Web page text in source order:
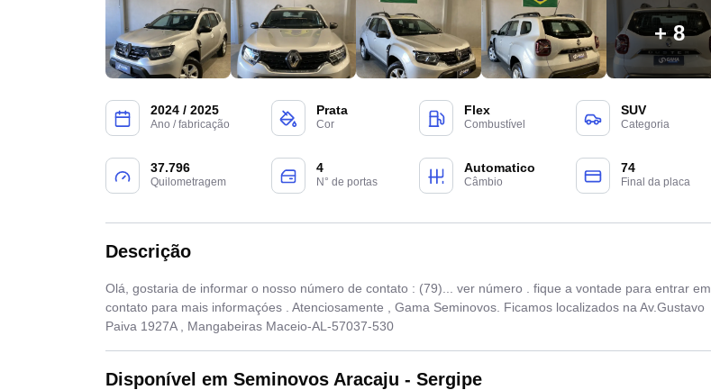
+ 8
2024 / 2025
Ano / fabricação
Prata
Cor
Flex
Combustível
SUV
Categoria
37.796
Quilometragem
4
N° de portas
Automatico
Câmbio
74
Final da placa
Descrição
Olá, gostaria de informar o nosso número de contato : (79)... ver número . fique a vontade para entrar em
contato para mais informaçóes . Atenciosamente , Gama Seminovos. Ficamos localizados na Av.Gustavo
Paiva 1927A , Mangabeiras Maceio-AL-57037-530
Disponível em Seminovos Aracaju - Sergipe